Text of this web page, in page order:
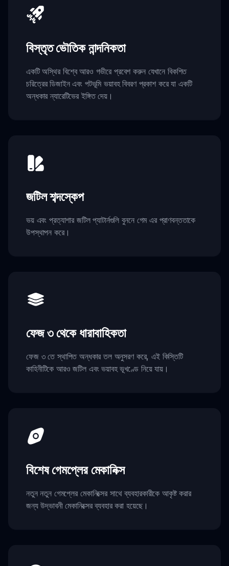
বিস্তৃত ভৌতিক নান্দনিকতা
একটি অস্থির বিশ্বে আরও গভীরে প্রবেশ করুন যেখানে বিকশিত
চরিত্রের ডিজাইন এবং পটভূমি ভয়াবহ বিবরণ প্রকাশ করে যা একটি
অন্ধকার ন্যারেটিভের ইঙ্গিত দেয়।
জটিল শব্দস্কেপ
ভয় এবং প্রত্যাশার জটিল প্যাটার্নগুলি বুননে গেম এর প্রাণবন্ততাকে
উপস্থাপন করে।
ফেজ ৩ থেকে ধারাবাহিকতা
ফেজ ৩ তে স্থাপিত অন্ধকার তল অনুসরণ করে, এই কিস্তিটি
কাহিনীটিকে আরও জটিল এবং ভয়াবহ ভূখণ্ডে নিয়ে যায়।
বিশেষ গেমপ্লের মেকানিক্স
নতুন নতুন গেমপ্লের মেকানিক্সের সাথে ব্যবহারকারীকে আকৃষ্ট করার
জন্য উদ্ভাবনী মেকানিক্সের ব্যবহার করা হয়েছে।